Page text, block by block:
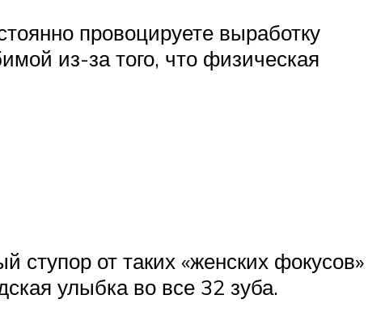
провоцируете выработку
из-за того, что физическая
от таких «женских фокусов»
улыбка во все 32 зуба.